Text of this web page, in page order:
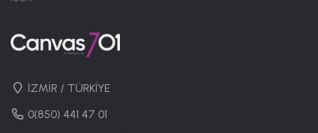
İZMİR / TÜRKİYE
0(850) 441 47 01